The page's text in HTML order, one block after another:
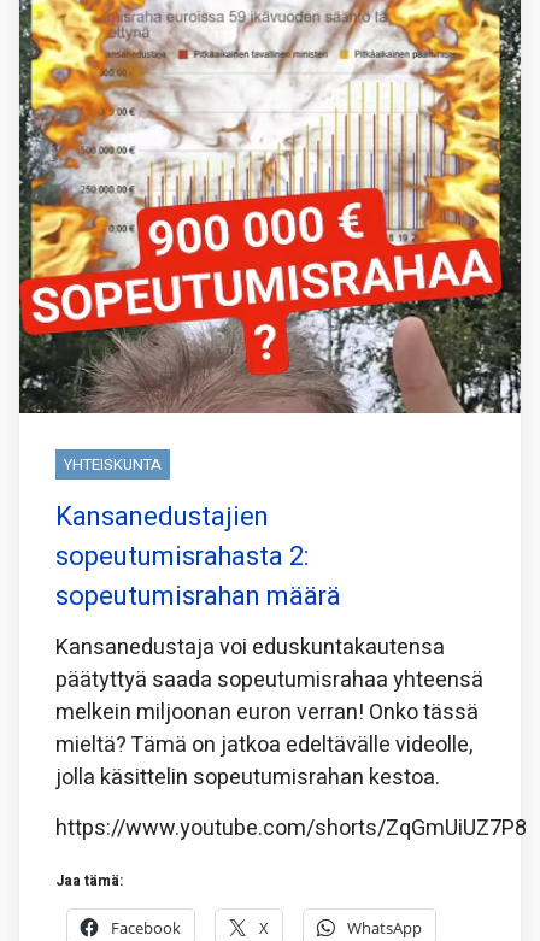
YHTEISKUNTA
Kansanedustajien
sopeutumisrahasta 2:
sopeutumisrahan määrä
Kansanedustaja voi eduskuntakautensa
päätyttyä saada sopeutumisrahaa yhteensä
melkein miljoonan euron verran! Onko tässä
mieltä? Tämä on jatkoa edeltävälle videolle,
jolla käsittelin sopeutumisrahan kestoa.
https://www.youtube.com/shorts/ZqGmUiUZ7P8
Jaa tämä:
Facebook X WhatsApp